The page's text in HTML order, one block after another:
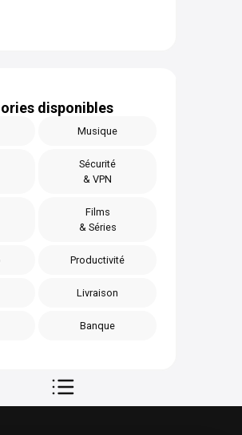
disponibles
Musique
Sécurité
& VPN
Films
& Séries
Productivité
Livraison
Banque